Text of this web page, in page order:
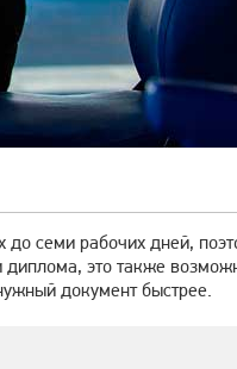
до семи рабочих дней,
диплома, это также
документ быстрее.